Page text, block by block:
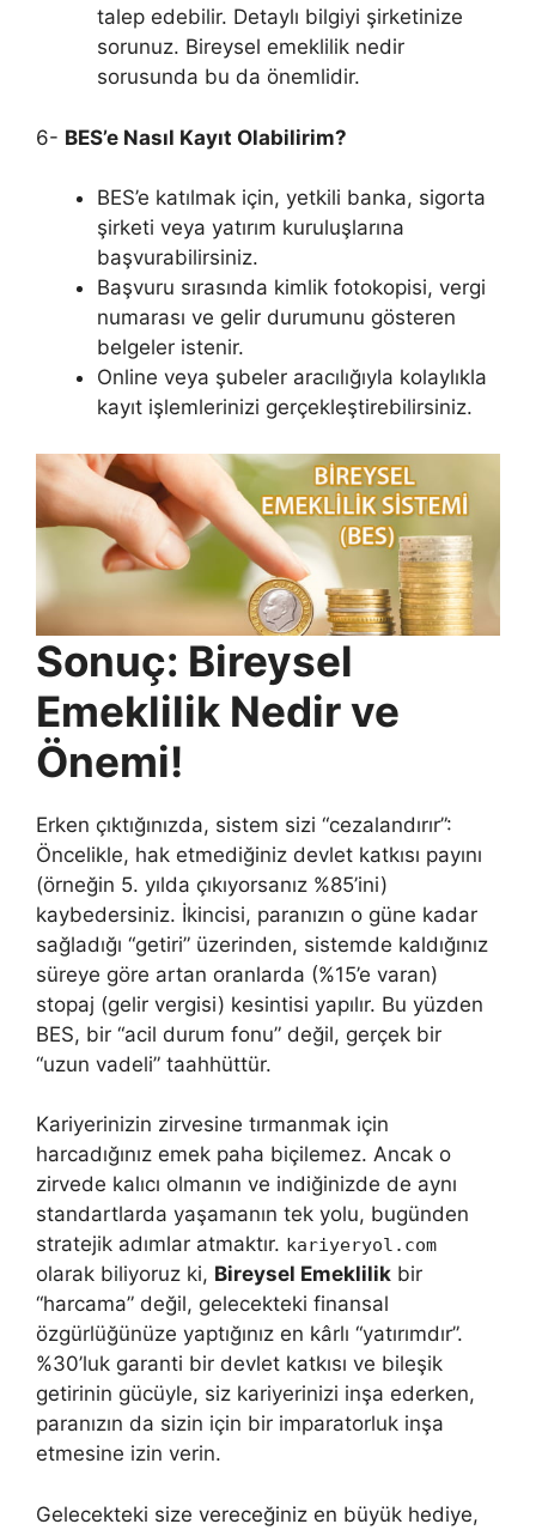
talep edebilir. Detaylı bilgiyi şirketinize
sorunuz. Bireysel emeklilik nedir
sorusunda bu da önemlidir.
6- BES’e Nasıl Kayıt Olabilirim?
BES’e katılmak için, yetkili banka, sigorta
şirketi veya yatırım kuruluşlarına
başvurabilirsiniz.
Başvuru sırasında kimlik fotokopisi, vergi
numarası ve gelir durumunu gösteren
belgeler istenir.
Online veya şubeler aracılığıyla kolaylıkla
kayıt işlemlerinizi gerçekleştirebilirsiniz.
Sonuç: Bireysel
Emeklilik Nedir ve
Önemi!
Erken çıktığınızda, sistem sizi “cezalandırır”:
Öncelikle, hak etmediğiniz devlet katkısı payını
(örneğin 5. yılda çıkıyorsanız %85’ini)
kaybedersiniz. İkincisi, paranızın o güne kadar
sağladığı “getiri” üzerinden, sistemde kaldığınız
süreye göre artan oranlarda (%15’e varan)
stopaj (gelir vergisi) kesintisi yapılır. Bu yüzden
BES, bir “acil durum fonu” değil, gerçek bir
“uzun vadeli” taahhüttür.
Kariyerinizin zirvesine tırmanmak için
harcadığınız emek paha biçilemez. Ancak o
zirvede kalıcı olmanın ve indiğinizde de aynı
standartlarda yaşamanın tek yolu, bugünden
stratejik adımlar atmaktır. kariyeryol.com
olarak biliyoruz ki, Bireysel Emeklilik bir
“harcama” değil, gelecekteki finansal
özgürlüğünüze yaptığınız en kârlı “yatırımdır”.
%30’luk garanti bir devlet katkısı ve bileşik
getirinin gücüyle, siz kariyerinizi inşa ederken,
paranızın da sizin için bir imparatorluk inşa
etmesine izin verin.
Gelecekteki size vereceğiniz en büyük hediye,